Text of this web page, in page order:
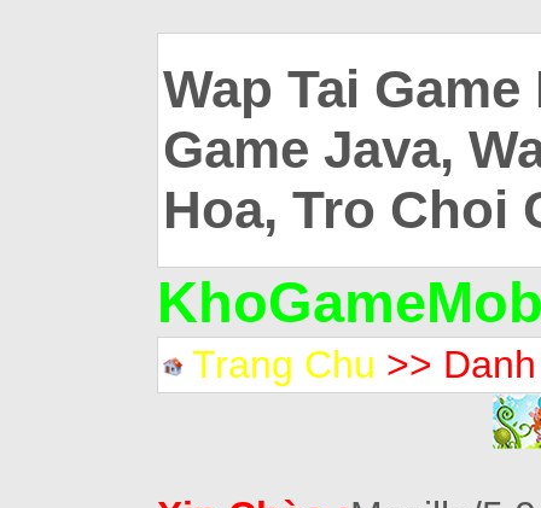
Wap Tai
Game Java,
Hoa, Tro Choi
Trang Chu >>